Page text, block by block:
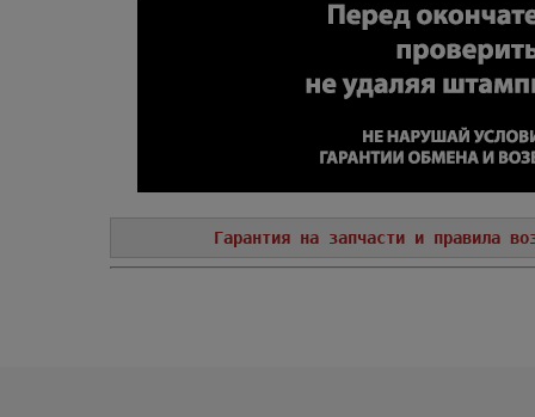
Гарантия на запчасти и правила